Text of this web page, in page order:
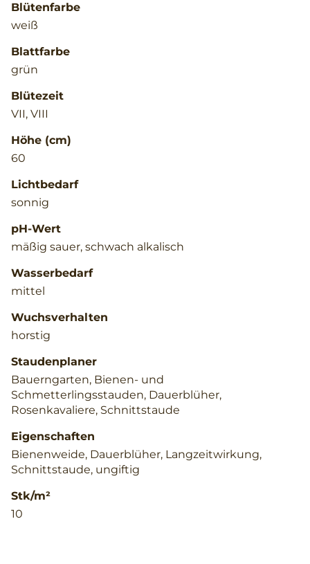
Blütenfarbe
weiß
Blattfarbe
grün
Blütezeit
VII, VIII
Höhe (cm)
60
Lichtbedarf
sonnig
pH-Wert
mäßig sauer, schwach alkalisch
Wasserbedarf
mittel
Wuchsverhalten
horstig
Staudenplaner
Bauerngarten, Bienen- und
Schmetterlingsstauden, Dauerblüher,
Rosenkavaliere, Schnittstaude
Eigenschaften
Bienenweide, Dauerblüher, Langzeitwirkung,
Schnittstaude, ungiftig
Stk/m²
10